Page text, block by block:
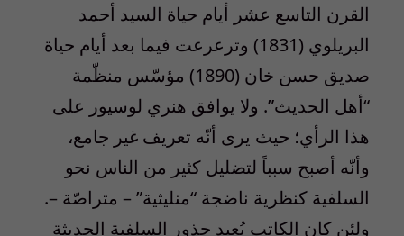
القرن التاسع عشر أيام حياة السيد أحمد
البريلوي (1831) وترعرعت فيما بعد أيام حياة
صديق حسن خان (1890) مؤسّس منظّمة
“أهل الحديث”. ولا يوافق هنري لوسيور على
هذا الرأي؛ حيث يرى أنّه تعريف غير جامع،
وأنّه أصبح سبباً لتضليل كثير من الناس نحو
السلفية كنظرية ناضجة “منليثية” – متراصّة –.
ولئن كان الكاتب يُعيد جذور السلفية الحديثة